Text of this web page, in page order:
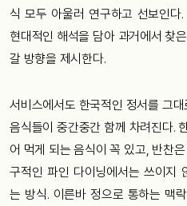
식 모두 아울러 연구하고 선보인
현대적인 해석을 담아 과거에서 찾
갈 방향을 제시한다.
서비스에서도 한국적인 정서를 그
음식들이 중간중간 함께 차려진다.
어 먹게 되는 음식이 꼭 있고, 반찬
구적인 파인 다이닝에서는 쓰이지
는 방식. 이른바 정으로 통하는 맥